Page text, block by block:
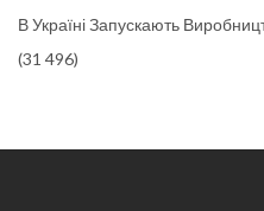
В Україні Запускають
(31 496)